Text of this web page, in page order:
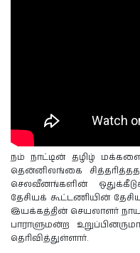
நம் நாட்டின் தழிழ்
தென்னிலங்கை
செலவீனங்களின்
தேசியக் கூட்டணியின்
இயக்கத்தின் செயலாளர்
பாராளுமன்ற
தெரிவித்துள்ளார்.